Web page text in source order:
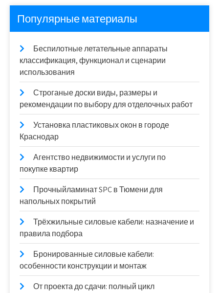
Популярные материалы
Беспилотные летательные аппараты
классификация, функционал и сценарии
использования
Строганые доски виды, размеры и
рекомендации по выбору для отделочных работ
Установка пластиковых окон в городе
Краснодар
Агентство недвижимости и услуги по
покупке квартир
Прочныйламинат SPC в Тюмени для
напольных покрытий
Трёхжильные силовые кабели: назначение и
правила подбора
Бронированные силовые кабели:
особенности конструкции и монтаж
От проекта до сдачи: полный цикл